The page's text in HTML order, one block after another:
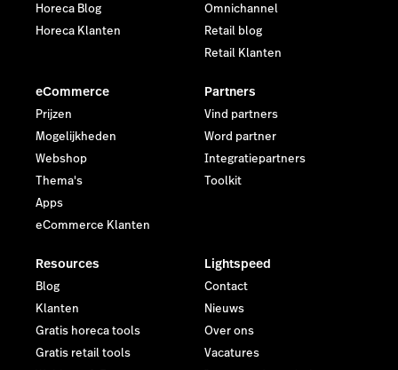
Horeca Blog
Horeca Klanten
Omnichannel
Retail blog
Retail Klanten
eCommerce
Prijzen
Mogelijkheden
Webshop
Thema's
Apps
eCommerce Klanten
Partners
Vind partners
Word partner
Integratiepartners
Toolkit
Resources
Blog
Klanten
Gratis horeca tools
Gratis retail tools
Lightspeed
Contact
Nieuws
Over ons
Vacatures